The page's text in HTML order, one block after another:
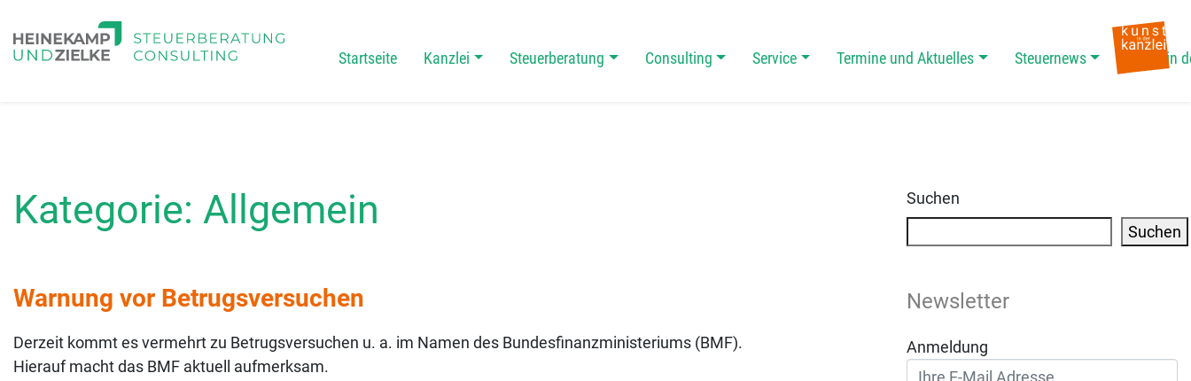
Main Navigation
Startseite Kanzlei Steuerberatung Consulting Service Termine und Aktuelles Steuernews Kunst in
Kategorie: Allgemein
Warnung vor Betrugsversuchen
Derzeit kommt es vermehrt zu Betrugsversuchen u. a. im Namen des Bundesfinanzministeriums (BMF).
Hierauf macht das BMF aktuell aufmerksam.
Suchen
Suchen
Newsletter
Anmeldung